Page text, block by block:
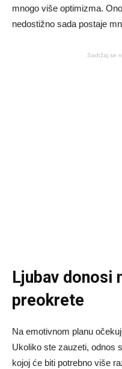
mnogo više optimizma.
nedostižno sada postaje
Sadržaj se
Ljubav donosi
preokrete
Na emotivnom planu
Ukoliko ste zauzeti, odnos
kojoj će biti potrebno više